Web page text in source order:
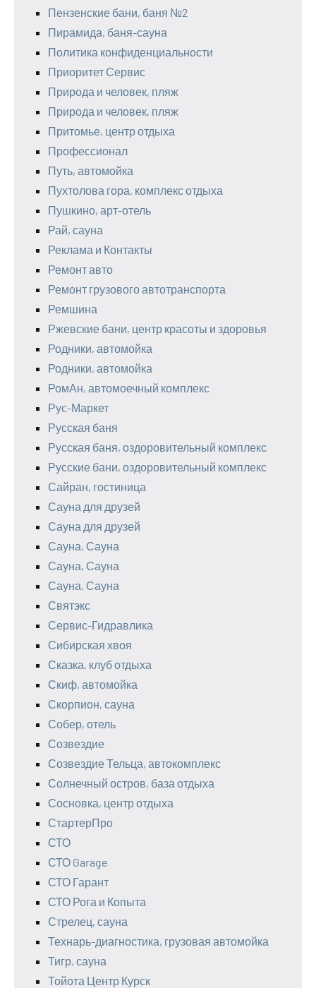
Пензенские бани, баня №2
Пирамида, баня-сауна
Политика конфиденциальности
Приоритет Сервис
Природа и человек, пляж
Природа и человек, пляж
Притомье, центр отдыха
Профессионал
Путь, автомойка
Пухтолова гора, комплекс отдыха
Пушкино, арт-отель
Рай, сауна
Реклама и Контакты
Ремонт авто
Ремонт грузового автотранспорта
Ремшина
Ржевские бани, центр красоты и здоровья
Родники, автомойка
Родники, автомойка
РомАн, автомоечный комплекс
Рус-Маркет
Русская баня
Русская баня, оздоровительный комплекс
Русские бани, оздоровительный комплекс
Сайран, гостиница
Сауна для друзей
Сауна для друзей
Сауна, Сауна
Сауна, Сауна
Сауна, Сауна
Святэкс
Сервис-Гидравлика
Сибирская хвоя
Сказка, клуб отдыха
Скиф, автомойка
Скорпион, сауна
Собер, отель
Созвездие
Созвездие Тельца, автокомплекс
Солнечный остров, база отдыха
Сосновка, центр отдыха
СтартерПро
СТО
СТО Garage
СТО Гарант
СТО Рога и Копыта
Стрелец, сауна
Технарь-диагностика, грузовая автомойка
Тигр, сауна
Тойота Центр Курск